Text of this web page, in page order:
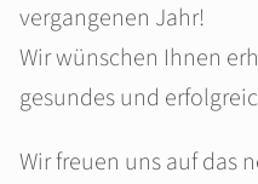
vergangenen Jahr!
Wir wünschen Ihnen
gesundes und
Wir freuen uns auf das